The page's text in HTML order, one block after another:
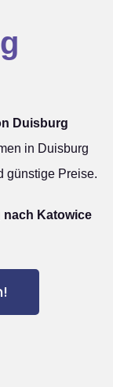
Duisburg
in Duisburg
günstige Preise.
Katowice